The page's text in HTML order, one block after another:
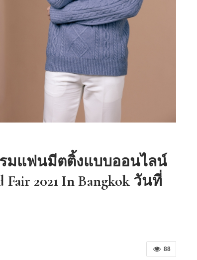
รมแฟนมีตติ้งแบบออนไลน์
2021 In Bangkok วันที่
88
R2M Power Girls ส่งสองนักแข่ง
สาว ตะลุย FIM ASIA CUP OF
ROAD RACING…
“เคี่ยนหงวน” แต่งตั้ง ซีบีอาร์อี
ประเทศไทย…